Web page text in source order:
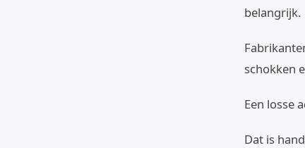
belangrijk.
schokken
Een losse
Dat is